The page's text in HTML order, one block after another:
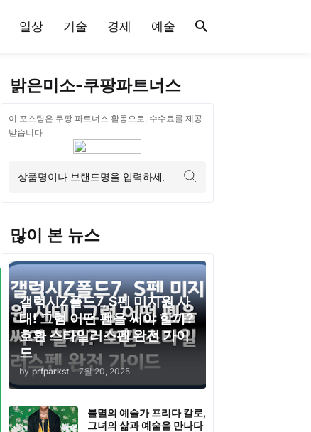
일상 기술 경제 예술
밝은미소-쿠팡파트너스
이 포스팅은 쿠팡 파트너스 활동으로, 수수료를 제공
받습니다
많이 본 뉴스
갤럭시Z폴드7, S펜 미지원 사
태! 그럼 어떤 펜을 써야 할까?
호환 스타일러스펜 완전 가이
드
by prfparkst - 7월 20, 2025
불멸의 예술가 프리다 칼로,
그녀의 삶과 예술을 만나다